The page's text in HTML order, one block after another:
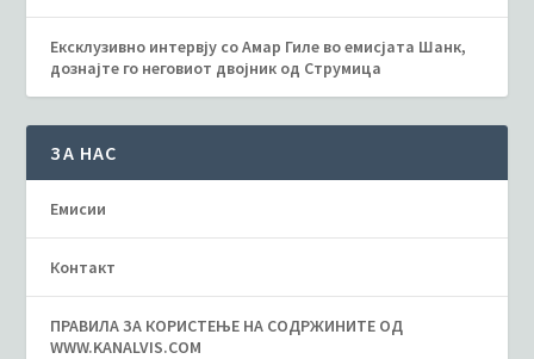
Ексклузивно интервју со Амар Гиле во емисјата Шанк,
дознајте го неговиот двојник од Струмица
ЗА НАС
Емисии
Контакт
ПРАВИЛА ЗА КОРИСТЕЊЕ НА СОДРЖИНИТЕ ОД
WWW.KANALVIS.COM